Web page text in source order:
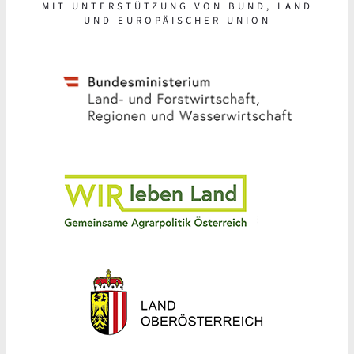
MIT UNTERSTÜTZUNG VON BUND, LAND
UND EUROPÄISCHER UNION